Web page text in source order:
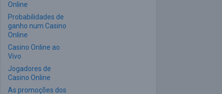
Online
Probabilidades de
ganho num Casino
Online
Casino Online ao
Vivo
Jogadores de
Casino Online
As promoções dos